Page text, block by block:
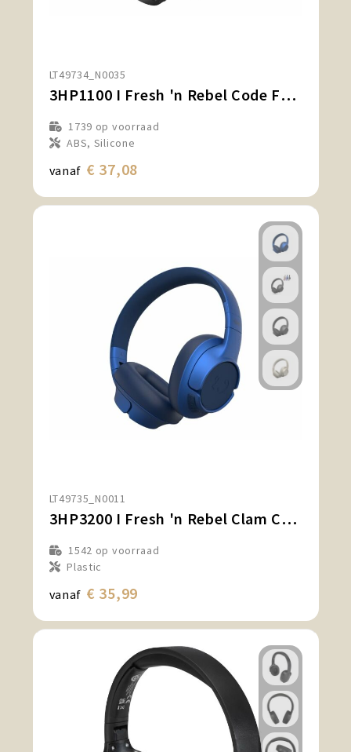
Technologie
Textiel, Kleding en Caps
LT49734_N0035
3HP1100 I Fresh 'n Rebel Code Fuse Draadloze on-ear koptelefoon
1739 op voorraad
ABS, Silicone
vanaf € 37,08
LT49735_N0011
3HP3200 I Fresh 'n Rebel Clam Core Draadloze over-ear koptelefoon met ENC
1542 op voorraad
Plastic
vanaf € 35,99